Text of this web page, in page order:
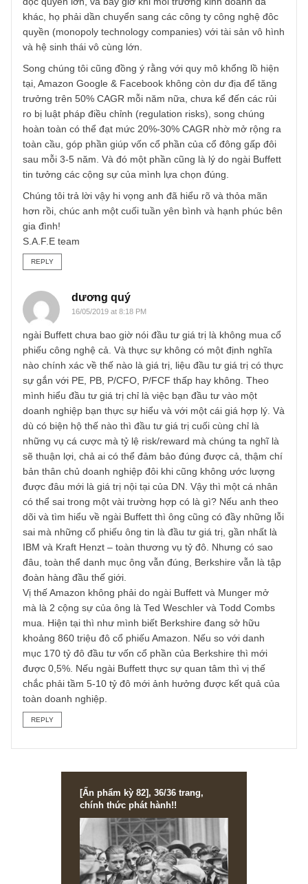
lý như ngài Chris Davis song vẫn tuân thủ các phương
đầu tư giá trị…
Không biết đến đây anh hiểu ý chúng tôi chưa anh nhỉ?
ngài Munger đã từng trả lời phỏng vấn trong đại hội
Berkshire 2018 trước, ông cho rằng mọi người đang lầm
giữa triết lý đầu tư giá trị (value investment philosophy) và
các khu vực cơ hội đầu tư (fishing areas). Cách đây vài
chục năm, “fishing area” của Buffett là các mẩu xì gà hút
dở, sau đó là các công ty tiêu dùng và các công ty có lợi
độc quyền lớn, và bây giờ khi môi trường kinh doanh đã
khác, họ phải dần chuyển sang các công ty công nghệ
quyền (monopoly technology companies) với tài sản vô
và hệ sinh thái vô cùng lớn.
Song chúng tôi cũng đồng ý rằng với quy mô khổng lồ
tại, Amazon Google & Facebook không còn dư địa để tăng
ro bị luật pháp điều chỉnh (regulation risks), song chúng
hoàn toàn có thể đạt mức 20%-30% CAGR nhờ mở rộng
toàn cầu, góp phần giúp vốn cổ phần của cổ đông gấp đôi
sau mỗi 3-5 năm. Và đó một phần cũng là lý do ngài
tin tưởng các cộng sự của mình lựa chọn đúng.
Chúng tôi trả lời vậy hi vọng anh đã hiểu rõ và thỏa mãn
hơn rồi, chúc anh một cuối tuần yên bình và hạnh phúc
gia đình!
S.A.F.E team
REPLY
dương quý
16/05/2019 at 8:18 PM
ngài Buffett chưa bao giờ nói đầu tư giá trị là không mua
phiếu công nghệ cả. Và thực sự không có một định nghĩa
nào chính xác về thế nào là giá trị, liệu đầu tư giá trị có
sự gắn với PE, PB, P/CFO, P/FCF thấp hay không. Theo
mình hiểu đầu tư giá trị chỉ là việc bạn đầu tư vào một
doanh nghiệp bạn thực sự hiểu và với một cái giá hợp lý.
dù có biện hộ thế nào thì đầu tư giá trị cuối cùng chỉ là
những vụ cá cược mà tỷ lệ risk/reward mà chúng ta nghĩ
sẽ thuận lợi, chả ai có thể đảm bảo đúng được cả, thậm
bản thân chủ doanh nghiệp đôi khi cũng không ước lượng
được đâu mới là giá trị nội tại của DN. Vậy thì một cá
có thể sai trong một vài trường hợp có là gì? Nếu anh
dõi và tìm hiểu về ngài Buffett thì ông cũng có đầy những
đâu, toàn thể danh mục ông vẫn đúng, Berkshire vẫn là
đoàn hàng đầu thế giới.
Vị thế Amazon không phải do ngài Buffett và Munger mở
mà là 2 cộng sự của ông là Ted Weschler và Todd Combs
mua. Hiện tại thì như mình biết Berkshire đang sở hữu
khoảng 860 triệu đô cổ phiếu Amazon. Nếu so với danh